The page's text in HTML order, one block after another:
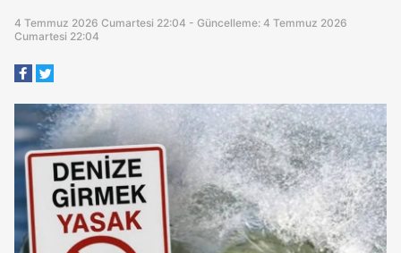
4 Temmuz 2026 Cumartesi 22:04 - Güncelleme: 4 Temmuz 2026
Cumartesi 22:04